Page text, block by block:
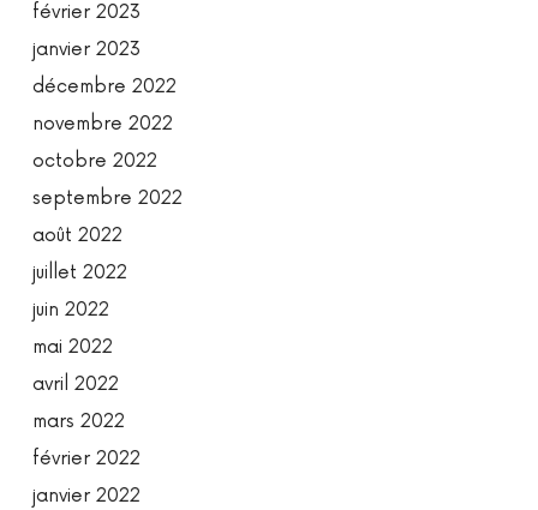
février 2023
janvier 2023
décembre 2022
novembre 2022
octobre 2022
septembre 2022
août 2022
juillet 2022
juin 2022
mai 2022
avril 2022
mars 2022
février 2022
janvier 2022